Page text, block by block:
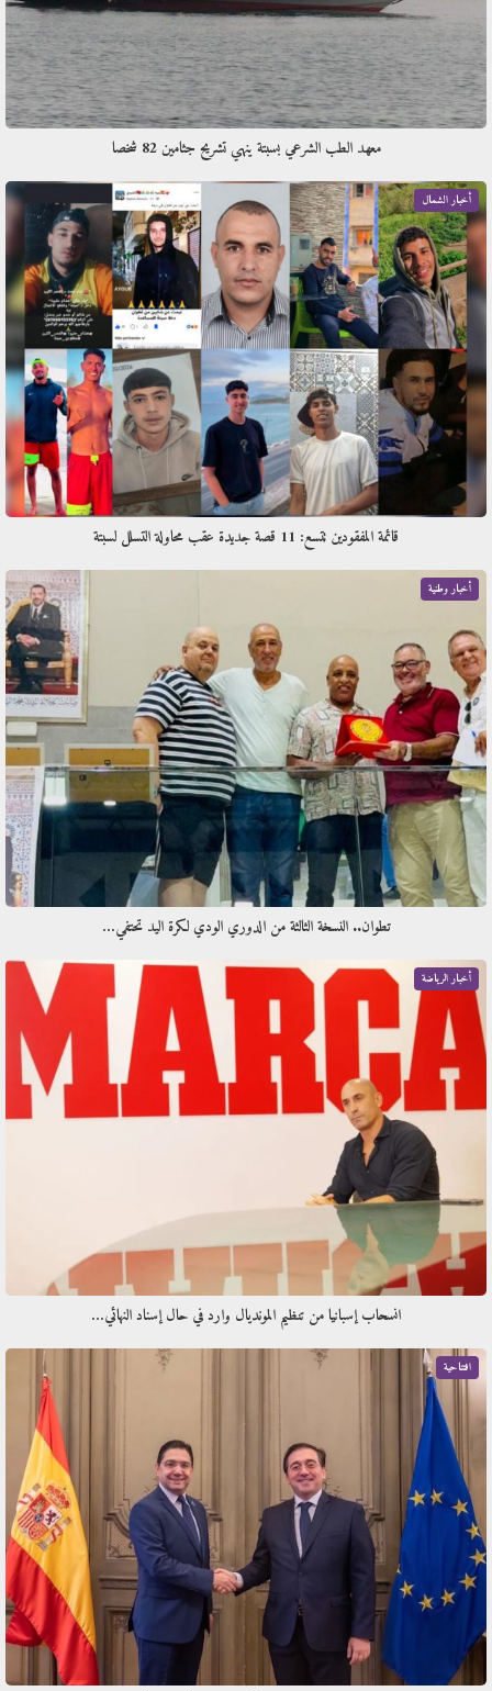
معهد الطب الشرعي بسبتة ينهي تشريح جثامين 82 شخصا
أخبار الشمال
قائمة المفقودين تتسع: 11 قصة جديدة عقب محاولة التسلل لسبتة
أخبار وطنية
تطوان.. النسخة الثالثة من الدوري الودي لكرة اليد تحتفي…
أخبار الرياضة
انسحاب إسبانيا من تنظيم المونديال وارد في حال إسناد النهائي…
افتتاحية